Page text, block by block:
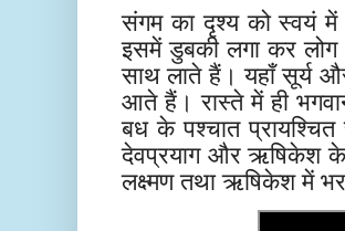
संगम का दृश्य को स्वयं में
इसमें डुबकी लगा कर
साथ लाते हैं। यहाँ सूर्य
आते हैं। रास्ते में ही
बध के पश्चात
देवप्रयाग और ऋषिकेश के
लक्ष्मण तथा ऋषिकेश में